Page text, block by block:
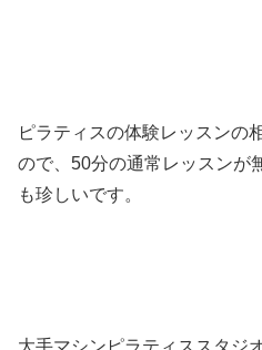
ピラティスの体験レッスンの
ので、50分の通常レッスンが
も珍しいです。